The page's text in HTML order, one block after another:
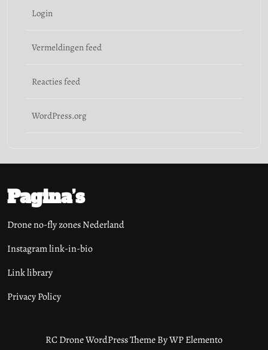
Login
Vermeldingen feed
Reacties feed
WordPress.org
Pagina’s
Drone no-fly zones Nederland
Instagram link-in-bio
Link library
Privacy Policy
RC Drone WordPress ThemeBy WP Elemento